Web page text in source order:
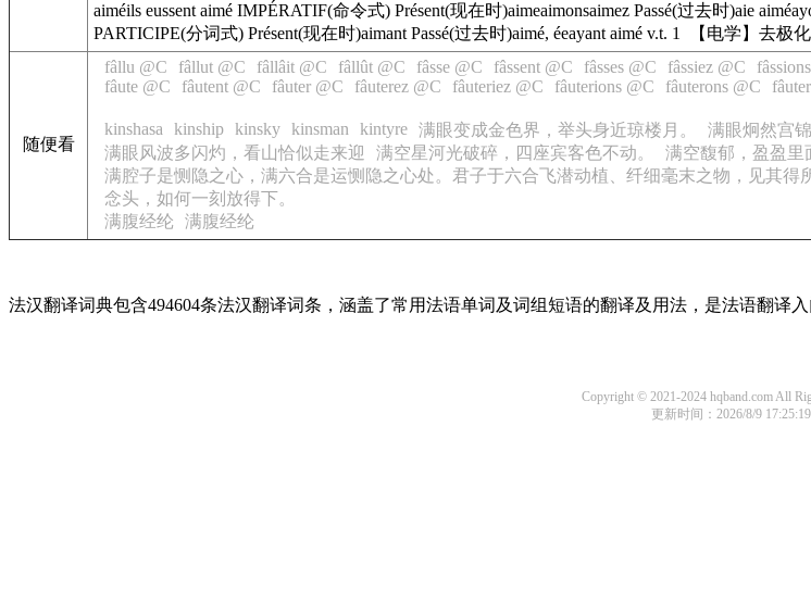
aiméils eussent aimé IMPÉRATIF(命令式) Présent(现在时)aimeaimonsaimez Passé(过去时)aie
PARTICIPE(分词式) Présent(现在时)aimant Passé(过去时)aimé, éeayant aimé v.t. 1 【电学】去极
随便看
fâllu @C fâllut @C fâllâit @C fâllût @C fâsse @C fâssent @C fâsses @C fâssiez @C
fâute @C
fâutent @C fâuter @C fâuterez @C fâuteriez @C fâuterions @C fâuterons @C
kinshasa
kinship kinsky kinsman kintyre 满眼变成金色界，举头身近琼楼月。 满眼炯然宫
满眼风波多闪灼，看山恰似走来迎
满空星河光破碎，四座宾客色不动。 满空馥郁，盈盈里
满腔子是恻隐之心，满六合是运恻隐之心处。君子于六合飞潜动植、纤细毫末之物，见其
念头，如何一刻放得下。
满腹经纶
满腹经纶
法汉翻译词典包含494604条法汉翻译词条，涵盖了常用法语单词及词组短语的翻译及用法，是法语翻译入
Copyright © 2021-2024 hqband.com All
更新时间：2026/8/9 17:25:19